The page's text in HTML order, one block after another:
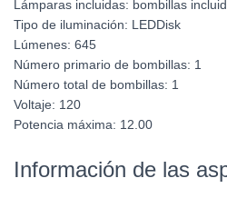
Lámparas incluidas: bombillas
Tipo de iluminación: LEDDisk
Lúmenes: 645
Número primario de bombillas: 1
Número total de bombillas: 1
Voltaje: 120
Potencia máxima: 12.00
Información de las